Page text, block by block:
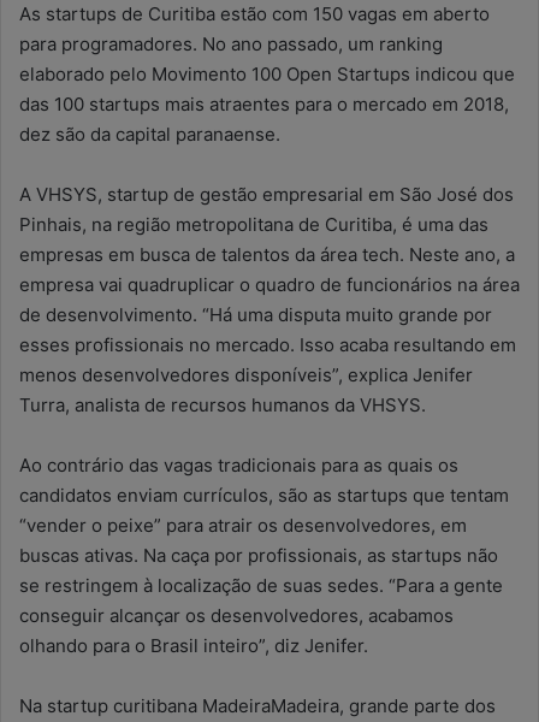
-
m
a
l
As startups de Curitiba estão com 150 vagas em aberto
para programadores. No ano passado, um ranking
elaborado pelo Movimento 100 Open Startups indicou que
das 100 startups mais atraentes para o mercado em 2018,
dez são da capital paranaense.
A VHSYS, startup de gestão empresarial em São José dos
Pinhais, na região metropolitana de Curitiba, é uma das
empresas em busca de talentos da área tech. Neste ano, a
empresa vai quadruplicar o quadro de funcionários na área
de desenvolvimento. “Há uma disputa muito grande por
esses profissionais no mercado. Isso acaba resultando em
menos desenvolvedores disponíveis”, explica Jenifer
Turra, analista de recursos humanos da VHSYS.
Ao contrário das vagas tradicionais para as quais os
candidatos enviam currículos, são as startups que tentam
“vender o peixe” para atrair os desenvolvedores, em
buscas ativas. Na caça por profissionais, as startups não
se restringem à localização de suas sedes. “Para a gente
conseguir alcançar os desenvolvedores, acabamos
olhando para o Brasil inteiro”, diz Jenifer.
Na startup curitibana MadeiraMadeira, grande parte dos